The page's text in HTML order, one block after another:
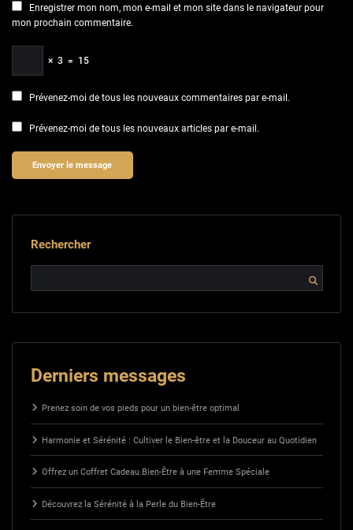
Enregistrer mon nom, mon e-mail et mon site dans le navigateur pour
mon prochain commentaire.
× 3 = 15
Prévenez-moi de tous les nouveaux commentaires par e-mail.
Prévenez-moi de tous les nouveaux articles par e-mail.
Rechercher
Derniers messages
Prenez soin de vos pieds pour un bien-être optimal
Harmonie et Sérénité : Cultiver le Bien-être et la Douceur au Quotidien
Offrez un Coffret Cadeau Bien-Être à une Femme Spéciale
Découvrez la Sérénité à la Perle du Bien-Être